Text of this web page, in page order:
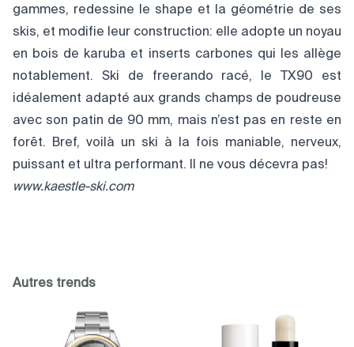
gammes, redessine le shape et la géométrie de ses
skis, et modifie leur construction: elle adopte un noyau
en bois de karuba et inserts carbones qui les allège
notablement. Ski de freerando racé, le TX90 est
idéalement adapté aux grands champs de poudreuse
avec son patin de 90 mm, mais n’est pas en reste en
forêt. Bref, voilà un ski à la fois maniable, nerveux,
puissant et ultra performant. Il ne vous décevra pas!
www.kaestle-ski.com
Autres trends